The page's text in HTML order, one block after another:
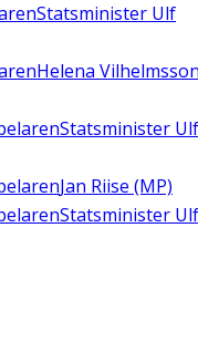
Statsminister Ulf
Helena
Statsminister Ulf
Jan Riise (MP)
Statsminister Ulf